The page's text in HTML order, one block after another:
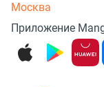
Москва
Приложение